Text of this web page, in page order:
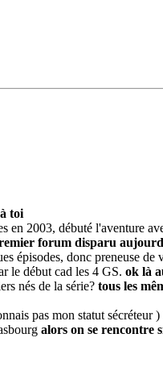
toi
en 2003, débuté l'aventure
forum disparu
épisodes, donc preneuse
le début cad les 4 GS. ok là
nés de la série? tous les
pas mon statut sécréteur
alors on se rencontre